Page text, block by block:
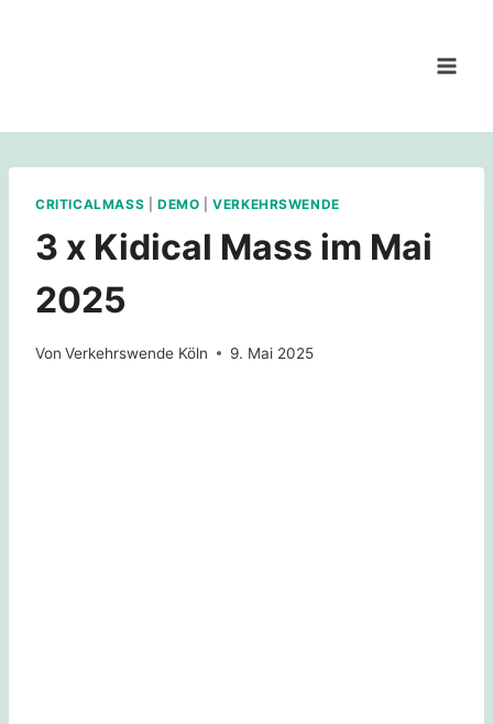
CRITICALMASS DEMO |VERKEHRSWENDE
3 x Kidical Mass im Mai
2025
Von Verkehrswende Köln 9. Mai 2025